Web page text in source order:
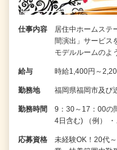
仕事内容
居住中ホームステ
間演出」サービス
モデルルームのよ
給与 時給1,400円～
勤務地 福岡県福岡市及
勤務時間
9：30～17：00の
4日含む) （例）
応募資格
未経験OK！20代